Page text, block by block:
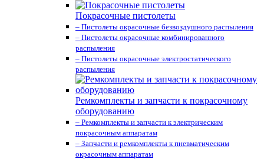
Покрасочные пистолеты
– Пистолеты окрасочные безвоздушного распыления
– Пистолеты окрасочные комбинированного
распыления
– Пистолеты окрасочные электростатического
распыления
Ремкомплекты и запчасти к покрасочному
оборудованию
– Ремкомплекты и запчасти к электрическим
покрасочным аппаратам
– Запчасти и ремкомплекты к пневматическим
окрасочным аппаратам